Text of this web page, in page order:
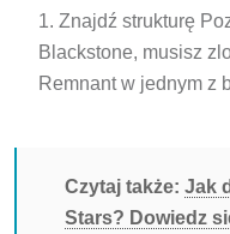
Znajdź strukturę
Blackstone, musisz
Remnant w jednym z
Czytaj także: Jak
Stars? Dowiedz